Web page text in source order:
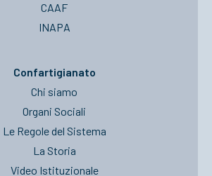
CAAF
INAPA
Confartigianato
Chi siamo
Organi Sociali
Le Regole del Sistema
La Storia
Video Istituzionale